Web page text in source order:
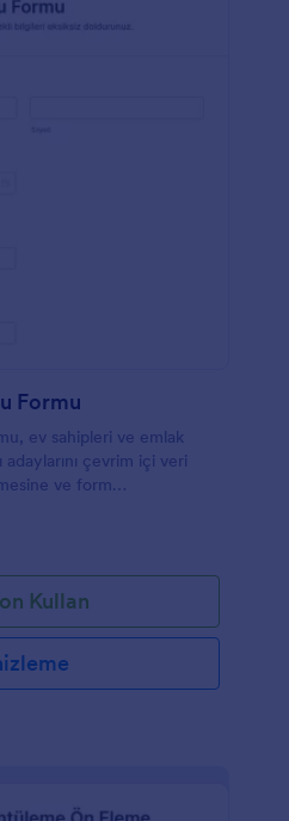
Formu
ev sahipleri ve emlak
çevrim içi veri
ve form
Kullan